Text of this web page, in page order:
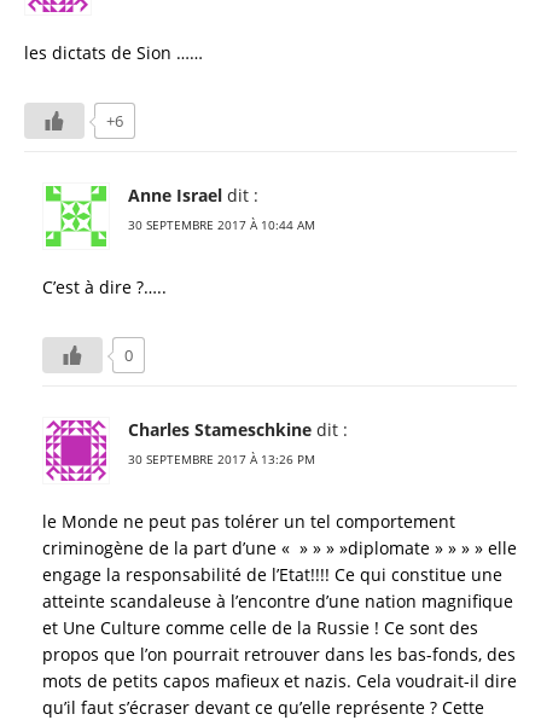
les dictats de Sion ……
+6
Anne Israel dit :
30 SEPTEMBRE 2017 À 10:44 AM
C’est à dire ?…..
0
Charles Stameschkine dit :
30 SEPTEMBRE 2017 À 13:26 PM
le Monde ne peut pas tolérer un tel comportement
criminogène de la part d’une « » » » »diplomate » » » » elle
engage la responsabilité de l’Etat!!!! Ce qui constitue une
atteinte scandaleuse à l’encontre d’une nation magnifique
et Une Culture comme celle de la Russie ! Ce sont des
propos que l’on pourrait retrouver dans les bas-fonds, des
mots de petits capos mafieux et nazis. Cela voudrait-il dire
qu’il faut s’écraser devant ce qu’elle représente ? Cette